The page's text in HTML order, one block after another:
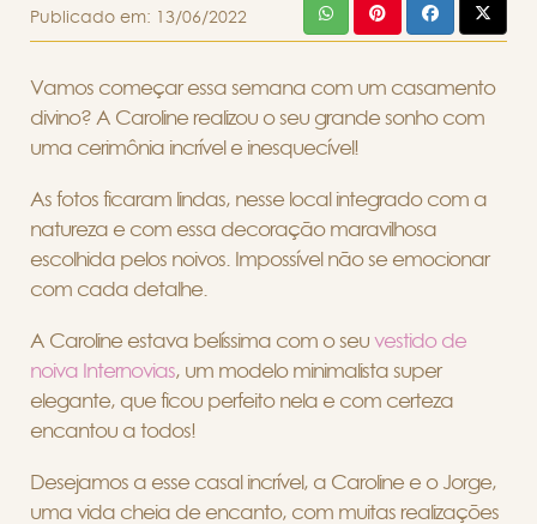
Publicado em: 13/06/2022
Vamos começar essa semana com um casamento
divino? A Caroline realizou o seu grande sonho com
uma cerimônia incrível e inesquecível!
As fotos ficaram lindas, nesse local integrado com a
natureza e com essa decoração maravilhosa
escolhida pelos noivos. Impossível não se emocionar
com cada detalhe.
A Caroline estava belíssima com o seu vestido de
noiva Internovias, um modelo minimalista super
elegante, que ficou perfeito nela e com certeza
encantou a todos!
Desejamos a esse casal incrível, a Caroline e o Jorge,
uma vida cheia de encanto, com muitas realizações